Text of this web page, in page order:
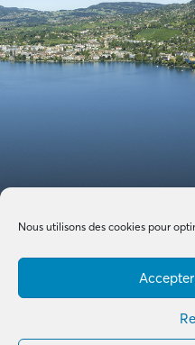
Nous utilisons des cookies pour